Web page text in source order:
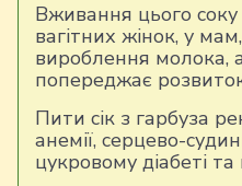
Вживання цього
вагітних жінок, у
вироблення молока,
попереджає
Пити сік з гарбуза
анемії, серцево-
цукровому діабеті та